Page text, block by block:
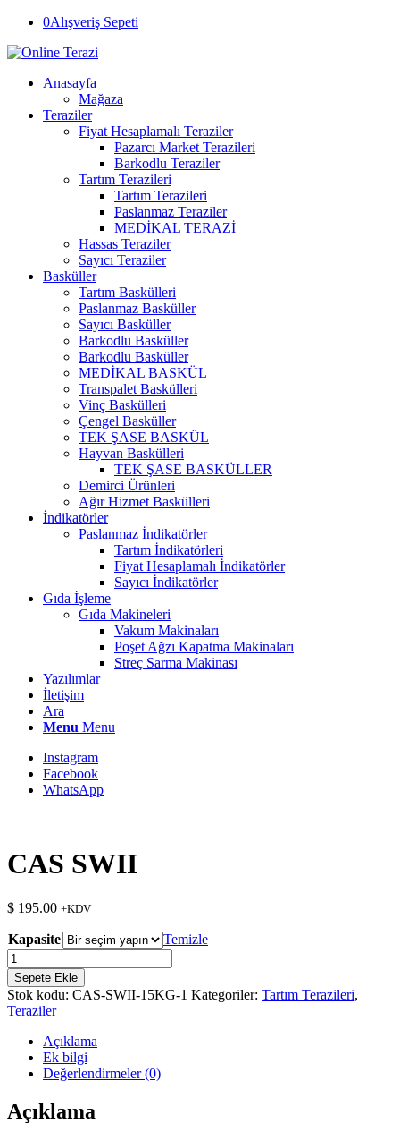
0Alışveriş Sepeti
Anasayfa
Mağaza
Teraziler
Fiyat Hesaplamalı Teraziler
Pazarcı Market Terazileri
Barkodlu Teraziler
Tartım Terazileri
Tartım Terazileri
Paslanmaz Teraziler
MEDİKAL TERAZİ
Hassas Teraziler
Sayıcı Teraziler
Basküller
Tartım Baskülleri
Paslanmaz Basküller
Sayıcı Basküller
Barkodlu Basküller
Barkodlu Basküller
MEDİKAL BASKÜL
Transpalet Baskülleri
Vinç Baskülleri
Çengel Basküller
TEK ŞASE BASKÜL
Hayvan Baskülleri
TEK ŞASE BASKÜLLER
Demirci Ürünleri
Ağır Hizmet Baskülleri
İndikatörler
Paslanmaz İndikatörler
Tartım İndikatörleri
Fiyat Hesaplamalı İndikatörler
Sayıcı İndikatörler
Gıda İşleme
Gıda Makineleri
Vakum Makinaları
Poşet Ağzı Kapatma Makinaları
Streç Sarma Makinası
Yazılımlar
İletişim
Ara
Menu Menu
Instagram
Facebook
WhatsApp
CAS SWII
$ 195.00 +KDV
Kapasite
Temizle
CAS
SWII
adet
Sepete Ekle
Stok kodu: CAS-SWII-15KG-1 Kategoriler: Tartım Terazileri,
Teraziler
Açıklama
Ek bilgi
Değerlendirmeler (0)
Açıklama